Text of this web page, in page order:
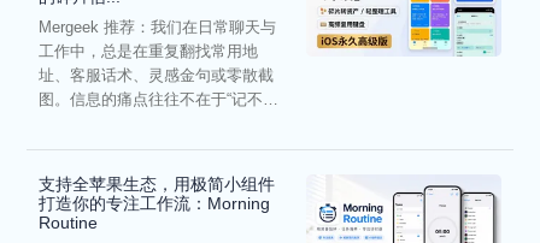
Mergeek 推荐：我们在日常聊天与
工作中，总是在重复翻找常用地
址、客服话术、灵感金句或零散截
图。信息的痛点往往不在于“记不
支持全苹果生态，用极简小组件
打造你的专注工作流：Morning
Routine